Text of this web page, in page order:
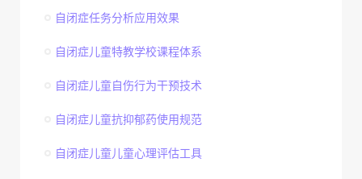
自闭症任务分析应用效果
自闭症儿童特教学校课程体系
自闭症儿童自伤行为干预技术
自闭症儿童抗抑郁药使用规范
自闭症儿童儿童心理评估工具